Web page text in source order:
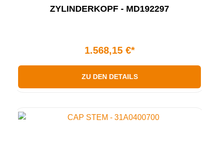
ZYLINDERKOPF - MD192297
1.568,15 €*
ZU DEN DETAILS